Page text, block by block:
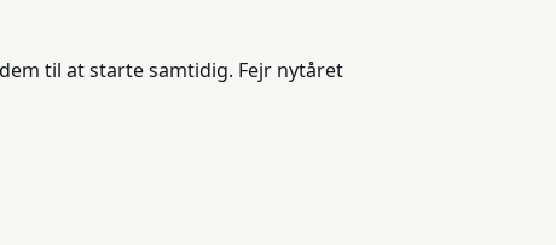
til at starte samtidig. Fejr nytåret